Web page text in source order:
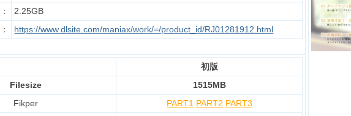
：
2.25GB
： https://www.dlsite.com/maniax/work/=/product_id/RJ01281912.html
初版
Filesize
1515MB
Fikper
PART1 PART2 PART3